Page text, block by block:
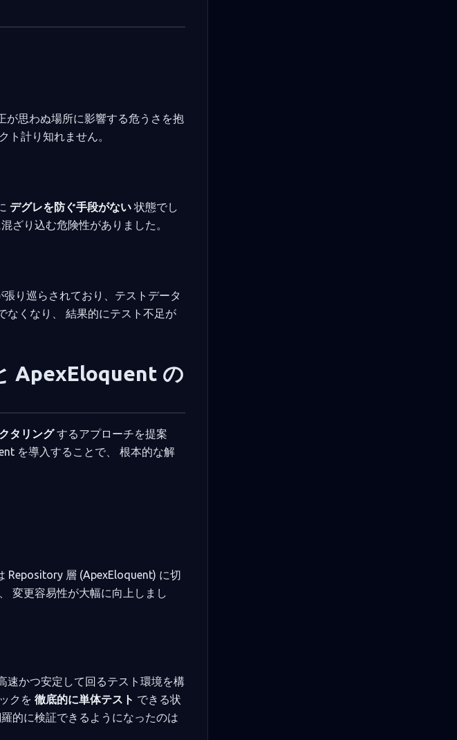
が思わぬ場所に影響する危うさを抱
ト計り知れません。
デグレを防ぐ手段がない 状態でし
ざり込む危険性がありました。
り巡らされており、テストデータ
なくなり、 結果的にテスト不足が
ApexEloquent の
タリングするアプローチを提案
を導入することで、 根本的な解
Repository 層 (ApexEloquent) に切
変更容易性が大幅に向上しまし
速かつ安定して回るテスト環境を構
クを 徹底的に単体テスト できる状
的に検証できるようになったのは